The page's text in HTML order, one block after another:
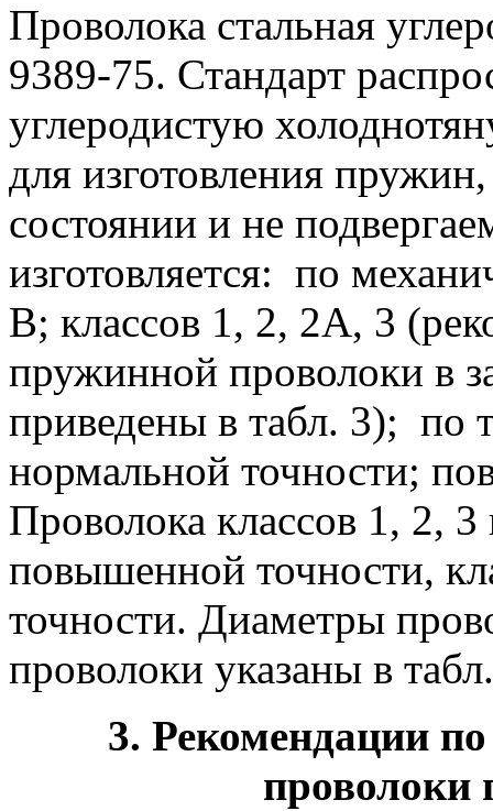
Проволока стальная
9389-75. Стандарт
углеродистую
для изготовления
состоянии и не
изготовляется: по
В; классов 1, 2, 2А, 3
пружинной проволоки в
приведены в табл. 3); по
нормальной точности;
Проволока классов 1, 2, 3
повышенной точности,
точности. Диаметры
проволоки указаны в
3. Рекомендации
проволоки